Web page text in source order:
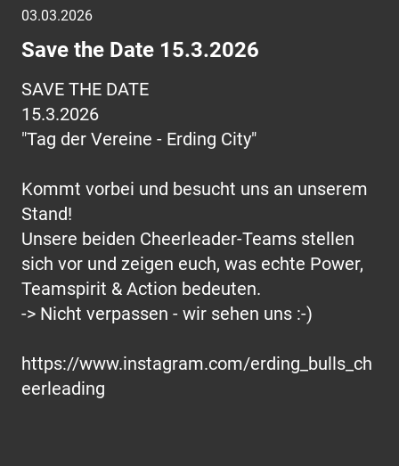
03.03.2026
Save the Date 15.3.2026
SAVE THE DATE
15.3.2026
"Tag der Vereine - Erding City"
Kommt vorbei und besucht uns an unserem
Stand!
Unsere beiden Cheerleader-Teams stellen
sich vor und zeigen euch, was echte Power,
Teamspirit & Action bedeuten.
-> Nicht verpassen - wir sehen uns :-)
https://www.instagram.com/erding_bulls_ch
eerleading